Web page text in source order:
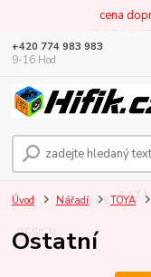
cena
+420 774 983 983
9-16 Hod
Úvod Nářadí TOYA
Ostatní